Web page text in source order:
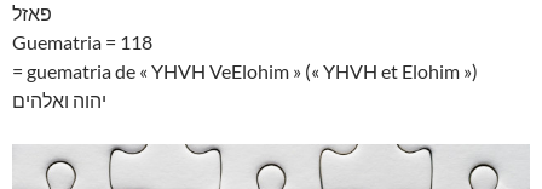
פאזל
Guematria = 118
= guematria de « YHVH VeElohim » (« YHVH et Elohim »)
יהוה ואלהים